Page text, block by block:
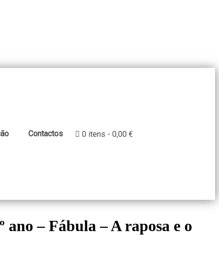
Contactos 0 itens 0,00 €
ano – Fábula – A raposa e o